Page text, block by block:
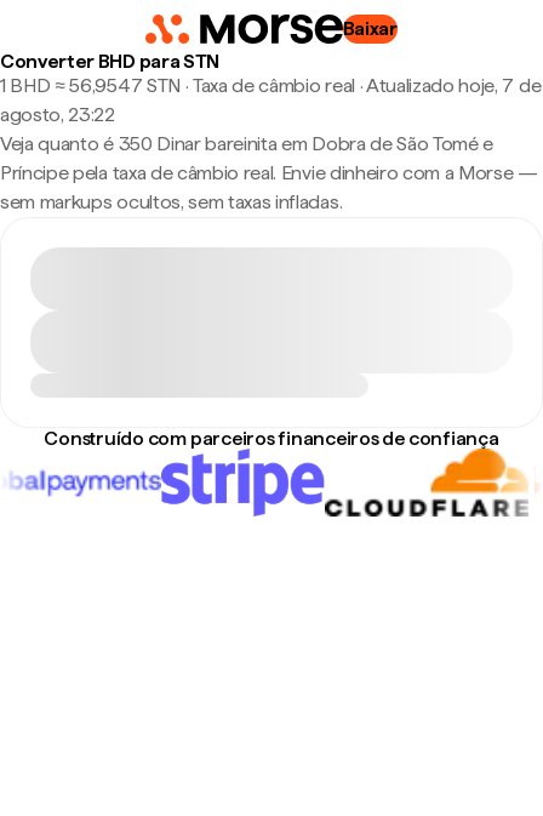
Baixar
Converter BHD para STN
1 BHD ≈ 56,9547 STN · Taxa de câmbio real ·Atualizado hoje, 7 de
agosto, 23:22
Veja quanto é 350 Dinar bareinita em Dobra de São Tomé e
Príncipe pela taxa de câmbio real. Envie dinheiro com a Morse —
sem markups ocultos, sem taxas infladas.
Construído com parceiros financeiros de confiança